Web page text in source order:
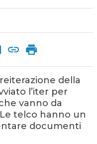
della
l’iter per
vanno da
telco hanno un
documenti